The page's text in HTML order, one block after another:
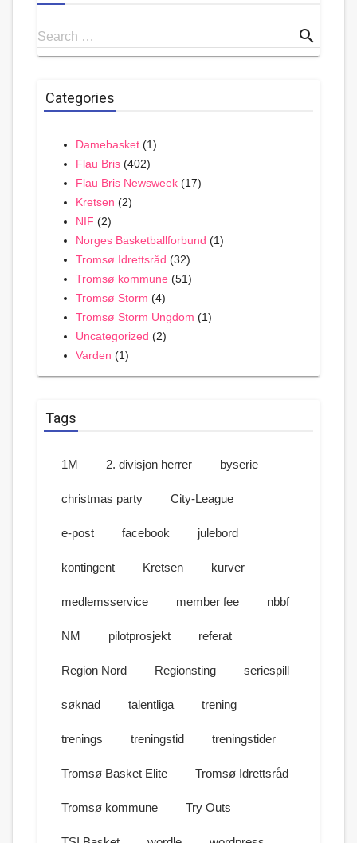
Search
for
Search … search
Categories
Damebasket (1)
Flau Bris (402)
Flau Bris Newsweek (17)
Kretsen (2)
NIF (2)
Norges Basketballforbund (1)
Tromsø Idrettsråd (32)
Tromsø kommune (51)
Tromsø Storm (4)
Tromsø Storm Ungdom (1)
Uncategorized (2)
Varden (1)
Tags
1M 2. divisjon herrer byserie
christmas party City-League
e-post facebook julebord
kontingent Kretsen kurver
medlemsservice member fee nbbf
NM pilotprosjekt referat
Region Nord Regionsting seriespill
søknad talentliga trening
trenings treningstid treningstider
Tromsø Basket Elite Tromsø Idrettsråd
Tromsø kommune Try Outs